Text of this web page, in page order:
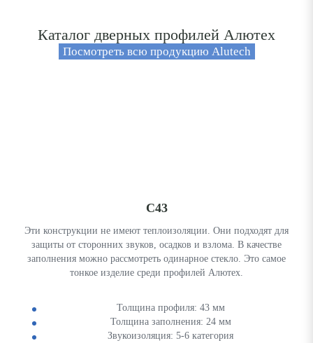
Каталог дверных профилей Алютех
Посмотреть всю продукцию Alutech
С43
Эти конструкции не имеют теплоизоляции. Они подходят для
защиты от сторонних звуков, осадков и взлома. В качестве
заполнения можно рассмотреть одинарное стекло. Это самое
тонкое изделие среди профилей Алютех.
Толщина профиля: 43 мм
Толщина заполнения: 24 мм
Звукоизоляция: 5-6 категория